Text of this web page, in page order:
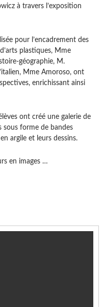
à travers l’exposition
pour l’encadrement des
plastiques, Mme
géographie, M.
Mme Amoroso, ont
enrichissant ainsi
ont créé une galerie de
sous forme de bandes
argile et leurs dessins.
en images …